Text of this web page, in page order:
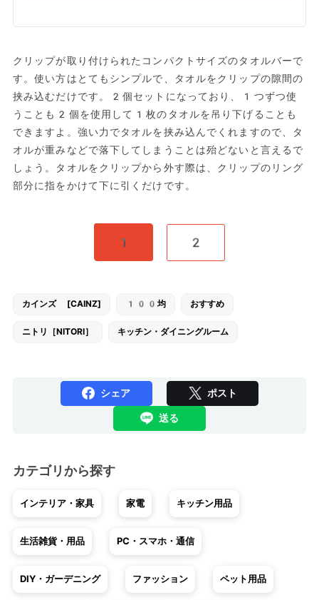
クリップが取り付けられたコンパクトサイズのタオルバーで
す。使い方はとてもシンプルで、タオルをクリップの隙間の
挟み込むだけです。2個セットになっており、1つずつ使
うことも2個を使用して1枚のタオルを吊り下げることも
できますよ。強い力でタオルを挟み込んでくれますので、タ
オルが重みなどで落下してしまうことは殆どないと言えるで
しょう。タオルをクリップから外す際は、クリップのリング
部分に指をかけて下に引くだけです。
1 2
カインズ [CAINZ] 100均 おすすめ
ニトリ［NITORI］ キッチン・ダイニングルーム
シェア ポスト
送る
カテゴリから探す
インテリア・家具 家電 キッチン用品
生活雑貨・用品 PC・スマホ・通信
DIY・ガーデニング ファッション ペット用品